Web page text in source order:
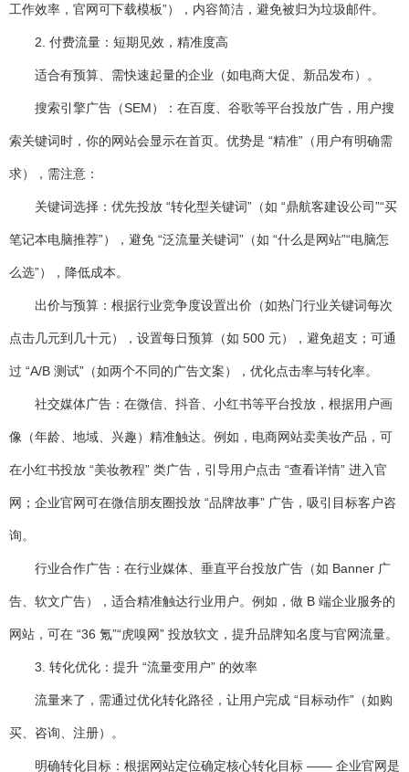
工作效率，官网可下载模板”），内容简洁，避免被归为垃圾邮件。
2. 付费流量：短期见效，精准度高
适合有预算、需快速起量的企业（如电商大促、新品发布）。
搜索引擎广告（SEM） ：在百度、谷歌等平台投放广告，用户搜
索关键词时，你的网站会显示在首页。优势是 “精准”（用户有明确需
求），需注意：
关键词选择：优先投放 “转化型关键词”（如 “鼎航客建设公司”“买
笔记本电脑推荐”），避免 “泛流量关键词”（如 “什么是网站”“电脑怎
么选”），降低成本。
出价与预算：根据行业竞争度设置出价（如热门行业关键词每次
点击几元到几十元），设置每日预算（如 500 元），避免超支；可通
过 “A/B 测试”（如两个不同的广告文案），优化点击率与转化率。
社交媒体广告 ：在微信、抖音、小红书等平台投放，根据用户画
像（年龄、地域、兴趣）精准触达。例如，电商网站卖美妆产品，可
在小红书投放 “美妆教程” 类广告，引导用户点击 “查看详情” 进入官
网；企业官网可在微信朋友圈投放 “品牌故事” 广告，吸引目标客户咨
询。
行业合作广告 ：在行业媒体、垂直平台投放广告（如 Banner 广
告、软文广告），适合精准触达行业用户。例如，做 B 端企业服务的
网站，可在 “36 氪”“虎嗅网” 投放软文，提升品牌知名度与官网流量。
3. 转化优化：提升 “流量变用户” 的效率
流量来了，需通过优化转化路径，让用户完成 “目标动作”（如购
买、咨询、注册）。
明确转化目标 ：根据网站定位确定核心转化目标 —— 企业官网是